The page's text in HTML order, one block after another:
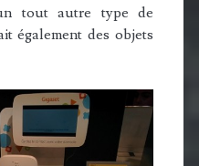
tout autre type de
également des objets